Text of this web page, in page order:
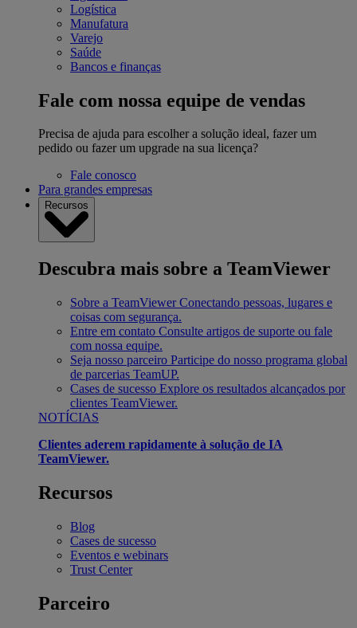
Logística
Manufatura
Varejo
Saúde
Bancos e finanças
Fale com nossa equipe de vendas
Precisa de ajuda para escolher a solução ideal, fazer um
pedido ou fazer um upgrade na sua licença?
Fale conosco
Para grandes empresas
Recursos
Descubra mais sobre a TeamViewer
Sobre a TeamViewer Conectando pessoas, lugares e
coisas com segurança.
Entre em contato Consulte artigos de suporte ou fale
com nossa equipe.
Seja nosso parceiro Participe do nosso programa global
de parcerias TeamUP.
Cases de sucesso Explore os resultados alcançados por
clientes TeamViewer.
NOTÍCIAS
Clientes aderem rapidamente à solução de IA
TeamViewer.
Recursos
Blog
Cases de sucesso
Eventos e webinars
Trust Center
Parceiro